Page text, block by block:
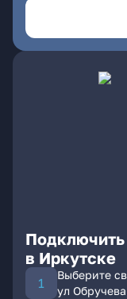
Подключить
в Иркутске
Выберите
ул Обручева